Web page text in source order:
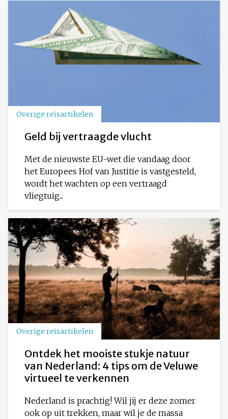
Overige reisartikelen
Geld bij vertraagde vlucht
Met de nieuwste EU-wet die vandaag door
het Europees Hof van Justitie is vastgesteld,
wordt het wachten op een vertraagd
vliegtuig...
Overige reisartikelen
Ontdek het mooiste stukje natuur
van Nederland: 4 tips om de Veluwe
virtueel te verkennen
Nederland is prachtig! Wil jij er deze zomer
ook op uit trekken, maar wil je de massa